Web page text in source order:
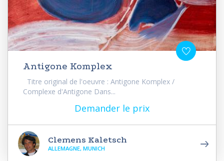
Antigone Komplex
Titre original de l'oeuvre : Antigone Komplex /
Complexe d'Antigone Dans...
Demander le prix
Clemens Kaletsch
ALLEMAGNE, MUNICH